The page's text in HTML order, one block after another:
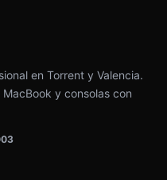
en Torrent y Valencia.
y consolas con